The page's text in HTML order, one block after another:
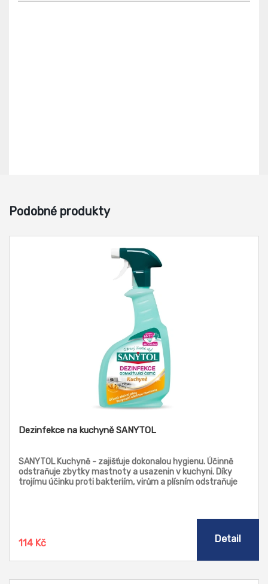
Podobné produkty
Dezinfekce na kuchyně SANYTOL
SANYTOL Kuchyně - zajišťuje dokonalou hygienu. Účinně
odstraňuje zbytky mastnoty a usazenin v kuchyni. Díky
trojímu účinku proti bakteriím, virům a plísním odstraňuje
114 Kč Detail